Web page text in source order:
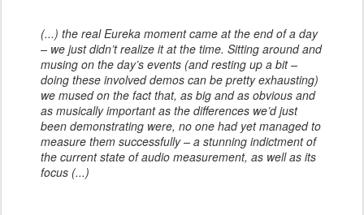
(...) the real Eureka moment came at the end of a day
– we just didn’t realize it at the time. Sitting around and
musing on the day’s events (and resting up a bit –
doing these involved demos can be pretty exhausting)
we mused on the fact that, as big and as obvious and
as musically important as the differences we’d just
been demonstrating were, no one had yet managed to
measure them successfully – a stunning indictment of
the current state of audio measurement, as well as its
focus (...)